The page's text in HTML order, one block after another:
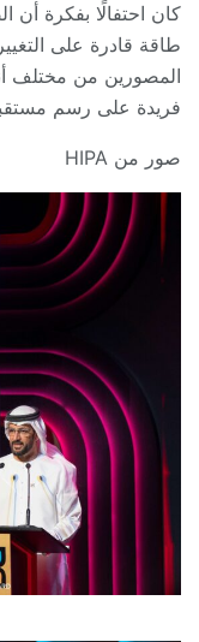
كان احتفالًا بفكرة
طاقة قادرة على
المصورين من مختلف
فريدة على رسم
صور من HIPA